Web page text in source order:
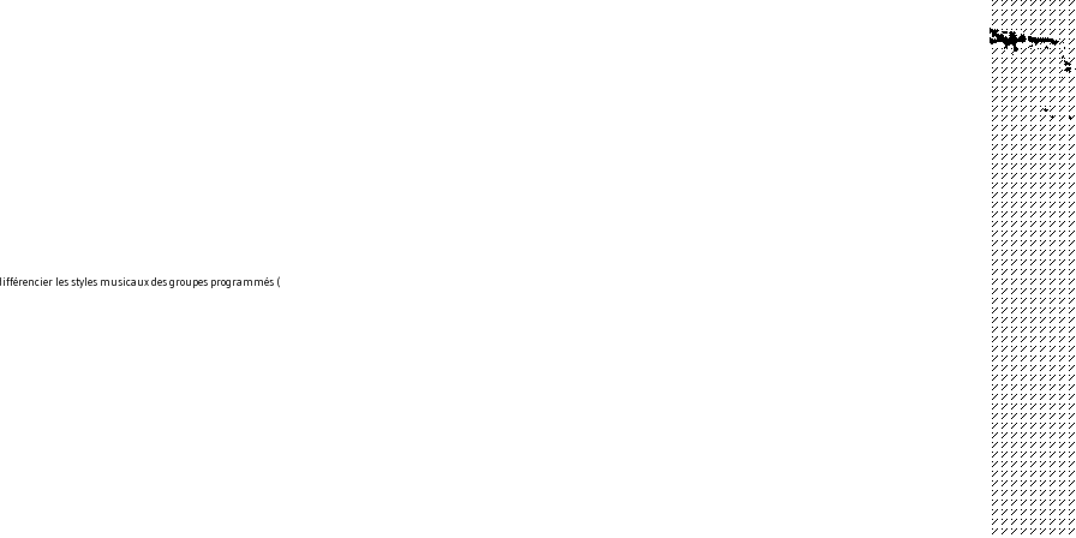
les styles musicaux des groupes programmés (